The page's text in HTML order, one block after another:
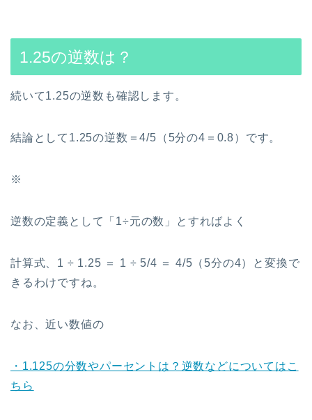
1.25の逆数は？
続いて1.25の逆数も確認します。
結論として1.25の逆数＝4/5（5分の4＝0.8）です。
※
逆数の定義として「1÷元の数」とすればよく
計算式、1 ÷ 1.25 ＝ 1 ÷ 5/4 ＝ 4/5（5分の4）と変換で
きるわけですね。
なお、近い数値の
・1.125の分数やパーセントは？逆数などについてはこ
ちら